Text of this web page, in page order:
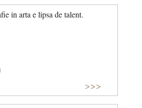
in arta e lipsa de talent.
>>>